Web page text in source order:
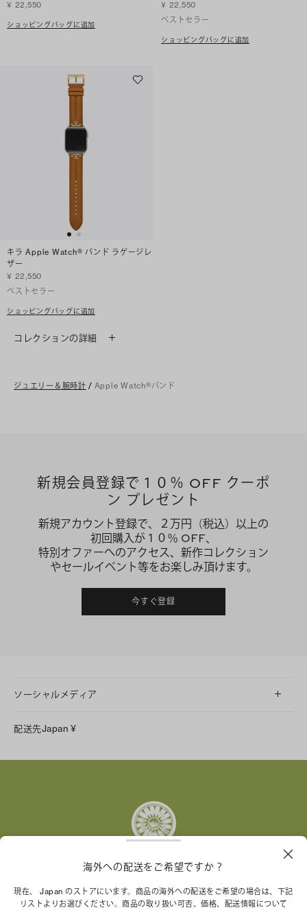
¥ 22,550
ショッピングバッグに追加
¥ 22,550
ベストセラー
ショッピングバッグに追加
キラ Apple Watch® バンド ラゲージレ
ザー
¥ 22,550
ベストセラー
ショッピングバッグに追加
コレクションの詳細
ジュエリー＆腕時計 / Apple Watch®バンド
新規会員登録で１０％ OFF クーポ
ン プレゼント
新規アカウント登録で、２万円（税込）以上の
初回購入が１０％ OFF、
特別オファーへのアクセス、新作コレクション
やセールイベント等をお楽しみ頂けます。
今すぐ登録
ソーシャルメディア
Facebook
配送先Japan ¥
トリー バーチ財団は、女性起業家が持続可能な企業を築
くことを支援しています。
海外への配送をご希望ですか？
現在、 Japan のストアにいます。商品の海外への配送をご希望の場合は、下記
リストよりお選びください。商品の取り扱い可否、価格、配送情報について